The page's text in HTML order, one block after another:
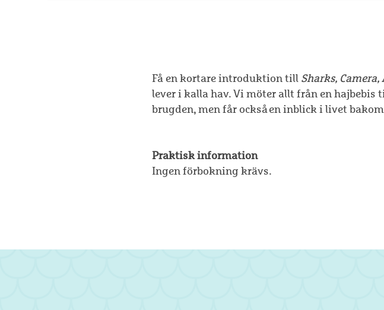
Få en kortare introduktion till Sharks,
lever i kalla hav. Vi möter allt från en
brugden, men får också en inblick i livet
Praktisk information
Ingen förbokning krävs.